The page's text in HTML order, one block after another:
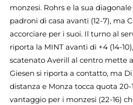
monzesi. Rohrs e la sua
padroni di casa avanti (12-7), ma
accorciare per i suoi. Il turno al
riporta la MINT avanti di +4 (14-
scatenato Averill al centro mette a
Giesen si riporta a contatto, ma
distanza e Monza tocca quota 20-
vantaggio per i monzesi (22-16)